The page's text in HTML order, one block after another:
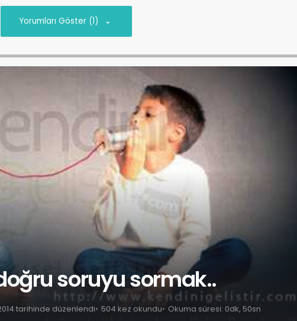
Yorumları Göster (1)
soruyu sormak..
tarihinde düzenlendi 504 kez okundu Okuma süresi: 0dk, 50sn